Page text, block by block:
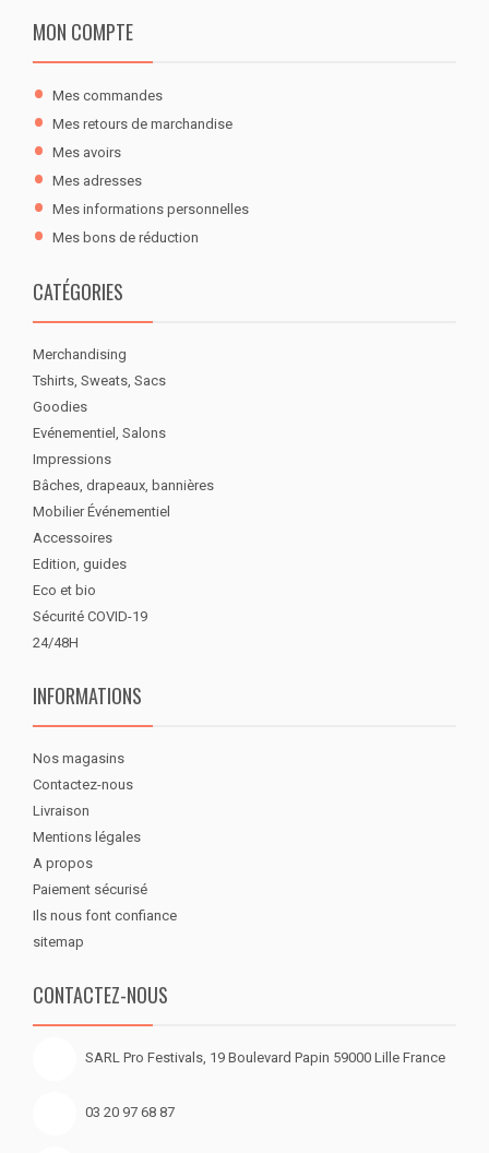
MON COMPTE
Mes commandes
Mes retours de marchandise
Mes avoirs
Mes adresses
Mes informations personnelles
Mes bons de réduction
CATÉGORIES
Merchandising
Tshirts, Sweats, Sacs
Goodies
Evénementiel, Salons
Impressions
Bâches, drapeaux, bannières
Mobilier Événementiel
Accessoires
Edition, guides
Eco et bio
Sécurité COVID-19
24/48H
INFORMATIONS
Nos magasins
Contactez-nous
Livraison
Mentions légales
A propos
Paiement sécurisé
Ils nous font confiance
sitemap
CONTACTEZ-NOUS
SARL Pro Festivals, 19 Boulevard Papin 59000 Lille France
03 20 97 68 87